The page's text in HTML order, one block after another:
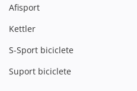
Afisport
Kettler
S-Sport biciclete
Suport biciclete